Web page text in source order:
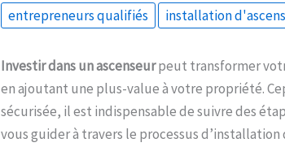
entrepreneurs qualifiés installation
Investir dans un ascenseurpeut transformer
en ajoutant une plus-value à votre propriété.
sécurisée, il est indispensable de suivre des
vous guider à travers le processus